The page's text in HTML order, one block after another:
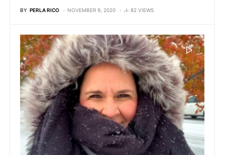
BY PERLA RICO NOVEMBER 9, 2020 82 VIEWS